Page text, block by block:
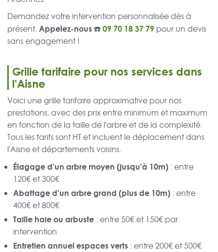
Demandez votre intervention personnalisée dès à
présent.Appelez-nous ☎️09 70 18 37 79 pour un devis
sans engagement !
Grille tarifaire pour nos services dans
l'Aisne
Voici une grille tarifaire approximative pour nos
prestations, avec des prix entre minimum et maximum
en fonction de la taille de l'arbre et de la complexité.
Tous les tarifs sont HT et incluent le déplacement dans
l'Aisne et départements voisins.
Élagage d'un arbre moyen (jusqu'à 10m) : entre
120€ et 300€
Abattage d'un arbre grand (plus de 10m) : entre
400€ et 800€
Taille haie ou arbuste : entre 50€ et 150€ par
intervention
Entretien annuel espaces verts : entre 200€ et 500€